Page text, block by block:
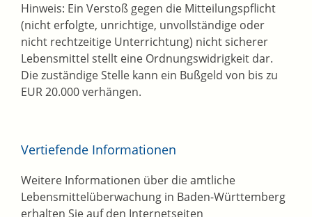
Hinweis: Ein Verstoß gegen die Mitteilungspflicht
(nicht erfolgte, unrichtige, unvollständige oder
nicht rechtzeitige Unterrichtung) nicht sicherer
Lebensmittel stellt eine Ordnungswidrigkeit dar.
Die zuständige Stelle kann ein Bußgeld von bis zu
EUR 20.000 verhängen.
Vertiefende Informationen
Weitere Informationen über die amtliche
Lebensmittelüberwachung in Baden-Württemberg
erhalten Sie auf den Internetseiten